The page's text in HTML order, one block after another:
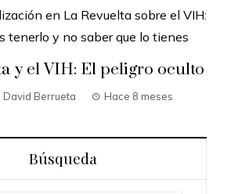
y el VIH: El peligro oculto
David Berrueta Hace 8 meses
Búsqueda